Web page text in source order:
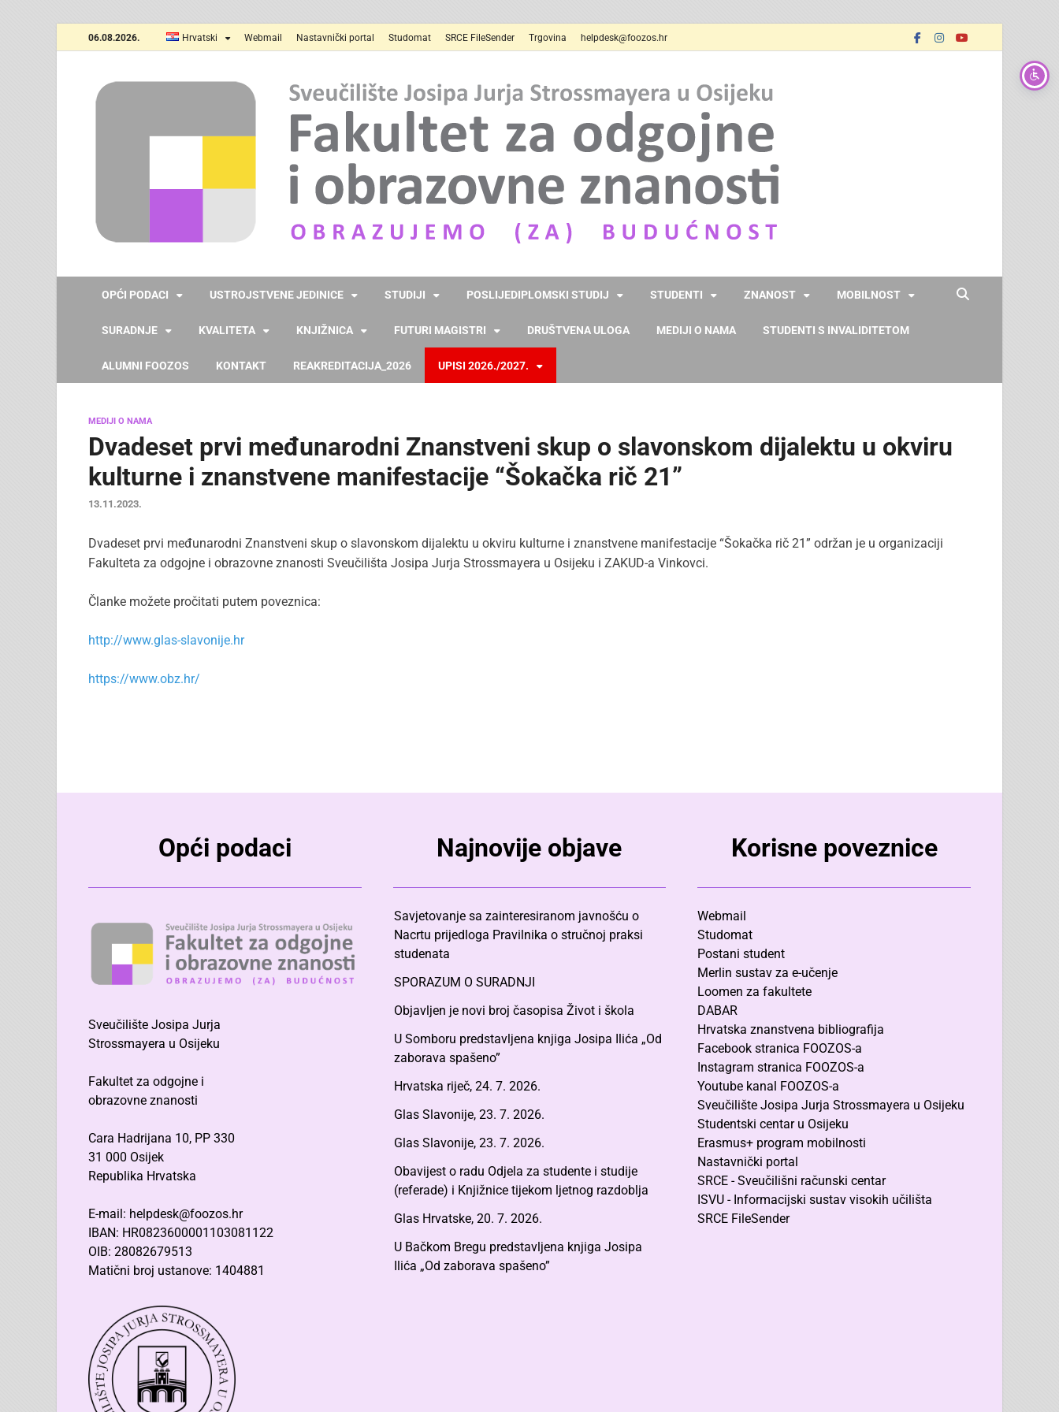
06.08.2026. Hrvatski Webmail Nastavnički portal Studomat SRCE FileSender Trgovina helpdesk@foozos.hr
OPĆI PODACI USTROJSTVENE JEDINICE STUDIJI POSLIJEDIPLOMSKI STUDIJ STUDENTI ZNANOST MOBILNOST
SURADNJE KVALITETA KNJIŽNICA FUTURI MAGISTRI DRUŠTVENA ULOGA MEDIJI O NAMA STUDENTI S INVALIDITETOM
ALUMNI FOOZOS KONTAKT REAKREDITACIJA_2026 UPISI 2026./2027.
MEDIJI O NAMA
Dvadeset prvi međunarodni Znanstveni skup o slavonskom dijalektu u okviru
kulturne i znanstvene manifestacije “Šokačka rič 21”
13.11.2023.
Dvadeset prvi međunarodni Znanstveni skup o slavonskom dijalektu u okviru kulturne i znanstvene manifestacije “Šokačka rič 21” održan je u organizaciji
Fakulteta za odgojne i obrazovne znanosti Sveučilišta Josipa Jurja Strossmayera u Osijeku i ZAKUD-a Vinkovci.
Članke možete pročitati putem poveznica:
http://www.glas-slavonije.hr
https://www.obz.hr/
Opći podaci
Sveučilište Josipa Jurja
Strossmayera u Osijeku
Fakultet za odgojne i
obrazovne znanosti
Cara Hadrijana 10, PP 330
31 000 Osijek
Republika Hrvatska
E-mail: helpdesk@foozos.hr
IBAN: HR0823600001103081122
OIB: 28082679513
Matični broj ustanove: 1404881
Najnovije objave
Savjetovanje sa zainteresiranom javnošću o
Nacrtu prijedloga Pravilnika o stručnoj praksi
studenata
SPORAZUM O SURADNJI
Objavljen je novi broj časopisa Život i škola
U Somboru predstavljena knjiga Josipa Ilića „Od
zaborava spašeno”
Hrvatska riječ, 24. 7. 2026.
Glas Slavonije, 23. 7. 2026.
Glas Slavonije, 23. 7. 2026.
Obavijest o radu Odjela za studente i studije
(referade) i Knjižnice tijekom ljetnog razdoblja
Glas Hrvatske, 20. 7. 2026.
U Bačkom Bregu predstavljena knjiga Josipa
Ilića „Od zaborava spašeno”
Korisne poveznice
Webmail
Studomat
Postani student
Merlin sustav za e-učenje
Loomen za fakultete
DABAR
Hrvatska znanstvena bibliografija
Facebook stranica FOOZOS-a
Instagram stranica FOOZOS-a
Youtube kanal FOOZOS-a
Sveučilište Josipa Jurja Strossmayera u Osijeku
Studentski centar u Osijeku
Erasmus+ program mobilnosti
Nastavnički portal
SRCE - Sveučilišni računski centar
ISVU - Informacijski sustav visokih učilišta
SRCE FileSender